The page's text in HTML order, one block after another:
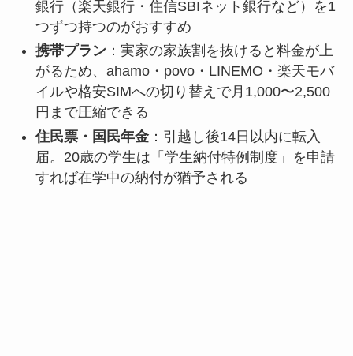
銀行（楽天銀行・住信SBIネット銀行など）を1
つずつ持つのがおすすめ
携帯プラン：実家の家族割を抜けると料金が上
がるため、ahamo・povo・LINEMO・楽天モバ
イルや格安SIMへの切り替えで月1,000〜2,500
円まで圧縮できる
住民票・国民年金：引越し後14日以内に転入
届。20歳の学生は「学生納付特例制度」を申請
すれば在学中の納付が猶予される